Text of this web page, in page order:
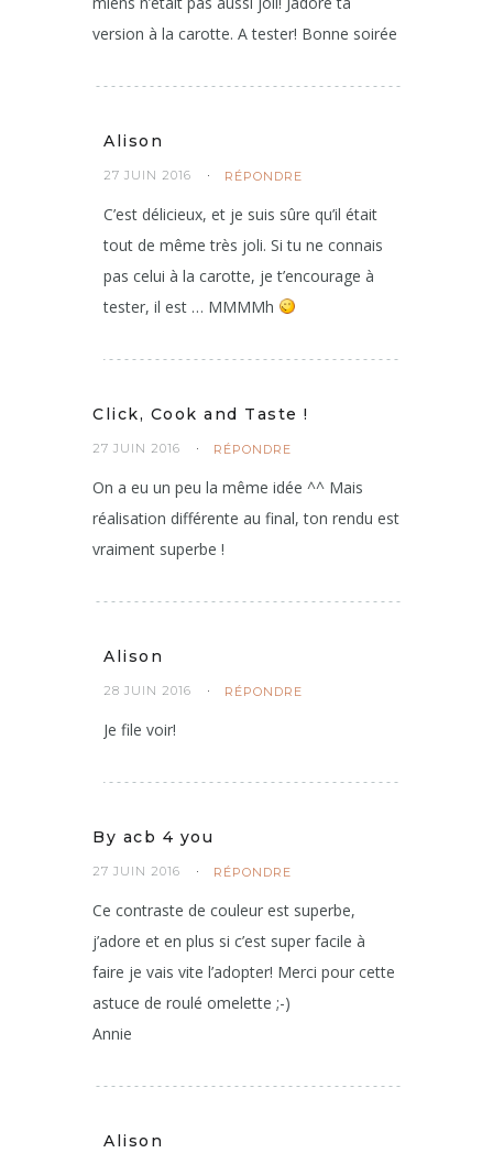
version à la carotte. A tester! Bonne soirée
Alison
27 JUIN 2016 RÉPONDRE
C’est délicieux, et je suis sûre qu’il était
tout de même très joli. Si tu ne connais
pas celui à la carotte, je t’encourage à
tester, il est … MMMMh
Click, Cook and Taste !
27 JUIN 2016 RÉPONDRE
On a eu un peu la même idée ^^ Mais
réalisation différente au final, ton rendu est
vraiment superbe !
Alison
28 JUIN 2016 RÉPONDRE
Je file voir!
By acb 4 you
27 JUIN 2016 RÉPONDRE
Ce contraste de couleur est superbe,
j’adore et en plus si c’est super facile à
faire je vais vite l’adopter! Merci pour cette
astuce de roulé omelette ;-)
Annie
Alison